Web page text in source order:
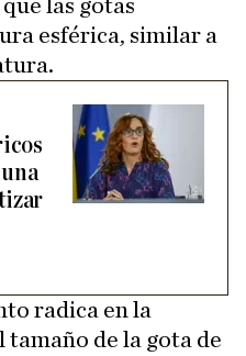
las gotas
esférica, similar a
radica en la
de la gota de